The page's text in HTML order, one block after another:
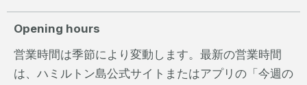
Opening hours
営業時間は季節により変動します。最新の営業時間
は、ハミルトン島公式サイトまたはアプリの「今週の